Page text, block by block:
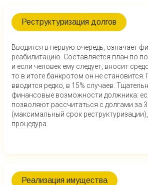
Реструктуризация долгов
Вводится в первую очередь, означает
реабилитацию. Составляется план по
и если человек ему следует, вносит
то в итоге банкротом он не становится.
вводится редко, в 15% случаев.
финансовые возможности должника:
позволяют рассчитаться с долгами за 3
(максимальный срок
процедура.
Реализация имущества